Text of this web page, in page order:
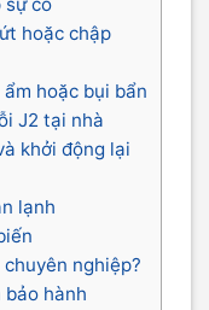
hoặc chập
hoặc bụi bẩn
J2 tại nhà
khởi động lại
lạnh
nghiệp?
bảo hành